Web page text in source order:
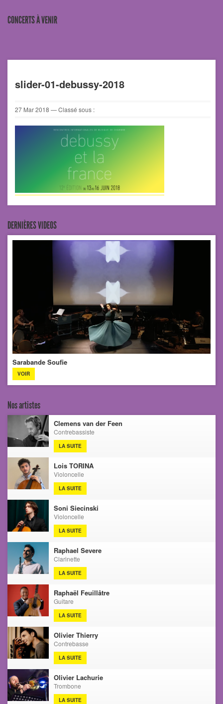
CONCERTS À VENIR
slider-01-debussy-2018
27 Mar2018 — Classé sous :
DERNIÈRES VIDEOS
Sarabande Soufie
VOIR
Nos artistes
Clemens van der Feen
Contrebassiste
LA SUITE
Lois TORINA
Violoncelle
LA SUITE
Soni Siecinski
Violoncelle
LA SUITE
Raphael Severe
Clarinette
LA SUITE
Raphaël Feuillâtre
Guitare
LA SUITE
Olivier Thierry
Contrebasse
LA SUITE
Olivier Lachurie
Trombone
LA SUITE